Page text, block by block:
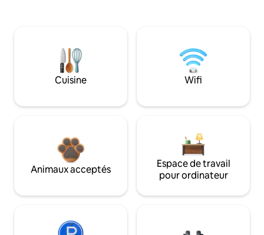
Cuisine Wifi
Animaux acceptés
Espace de travail
pour ordinateur